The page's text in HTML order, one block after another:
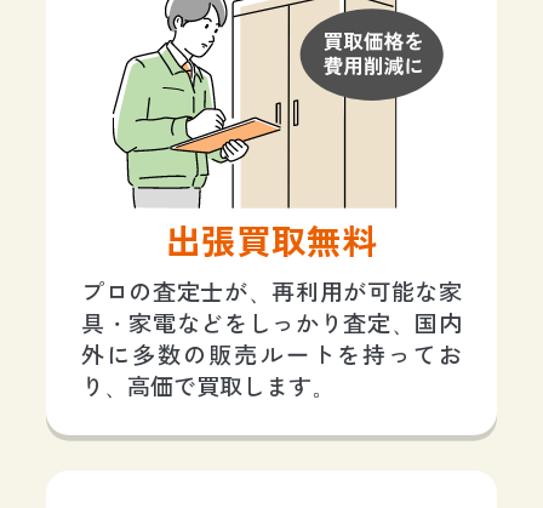
出張買取無料
プロの査定士が、再利用が可能な家
具・家電などをしっかり査定、国内
外に多数の販売ルートを持ってお
り、高価で買取します。